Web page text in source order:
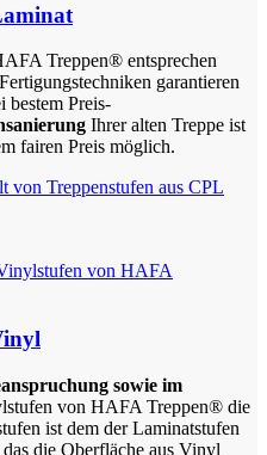
Treppen® entsprechen
garantieren
bestem Preis-
Ihrer alten Treppe ist
fairen Preis möglich.
von Treppenstufen aus CPL
sowie im
von HAFA Treppen® die
ist dem der Laminatstufen
die Oberfläche aus Vinyl